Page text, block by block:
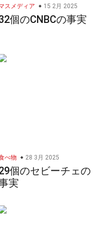
スメディア 15 2月 2025
個のCNBCの事実
べ物 28 3月 2025
個のセビーチェの
実